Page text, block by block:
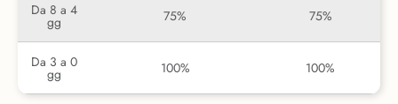
Da 8 a 4
gg 75% 75%
Da 3 a 0
gg 100% 100%